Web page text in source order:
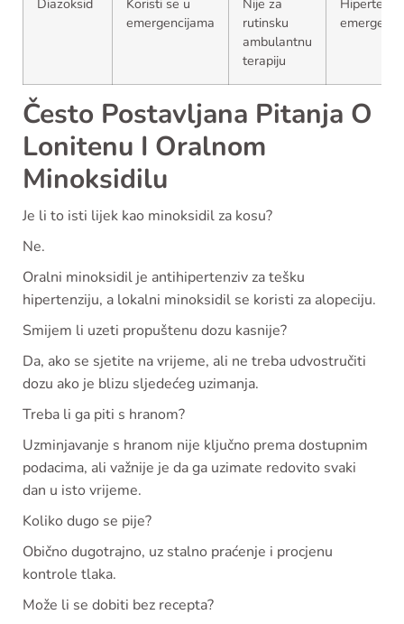
Diazoksid
Koristi se u
emergencijama
Nije za
rutinsku
ambulantnu
terapiju
Često Postavljana Pitanja O
Lonitenu I Oralnom
Minoksidilu
Je li to isti lijek kao minoksidil za kosu?
Ne.
Oralni minoksidil je antihipertenziv za tešku
hipertenziju, a lokalni minoksidil se koristi za alopeciju.
Smijem li uzeti propuštenu dozu kasnije?
Da, ako se sjetite na vrijeme, ali ne treba udvostručiti
dozu ako je blizu sljedećeg uzimanja.
Treba li ga piti s hranom?
Uzminjavanje s hranom nije ključno prema dostupnim
podacima, ali važnije je da ga uzimate redovito svaki
dan u isto vrijeme.
Koliko dugo se pije?
Obično dugotrajno, uz stalno praćenje i procjenu
kontrole tlaka.
Može li se dobiti bez recepta?